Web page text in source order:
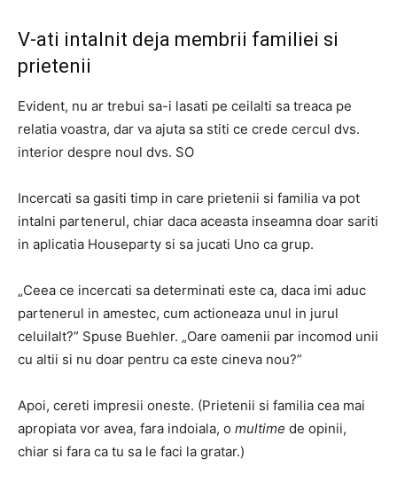
V-ati intalnit deja membrii familiei si
prietenii
Evident, nu ar trebui sa-i lasati pe ceilalti sa treaca pe
relatia voastra, dar va ajuta sa stiti ce crede cercul dvs.
interior despre noul dvs. SO
Incercati sa gasiti timp in care prietenii si familia va pot
intalni partenerul, chiar daca aceasta inseamna doar sariti
in aplicatia Houseparty si sa jucati Uno ca grup.
„Ceea ce incercati sa determinati este ca, daca imi aduc
partenerul in amestec, cum actioneaza unul in jurul
celuilalt?” Spuse Buehler. „Oare oamenii par incomod unii
cu altii si nu doar pentru ca este cineva nou?”
Apoi, cereti impresii oneste. (Prietenii si familia cea mai
apropiata vor avea, fara indoiala, o multime de opinii,
chiar si fara ca tu sa le faci la gratar.)